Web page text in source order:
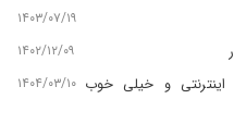
۱۴۰۳/۰۷/۱۹
۱۴۰۲/۱۲/۰۹
اینترنتی و خیلی خوب ۱۴۰۴/۰۳/۱۰